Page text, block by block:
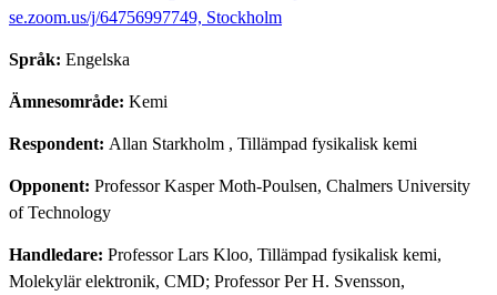
se.zoom.us/j/64756997749, Stockholm
Språk: Engelska
Ämnesområde: Kemi
Respondent: Allan Starkholm , Tillämpad fysikalisk kemi
Opponent: Professor Kasper Moth-Poulsen, Chalmers University
of Technology
Handledare: Professor Lars Kloo, Tillämpad fysikalisk kemi,
Molekylär elektronik, CMD; Professor Per H. Svensson,